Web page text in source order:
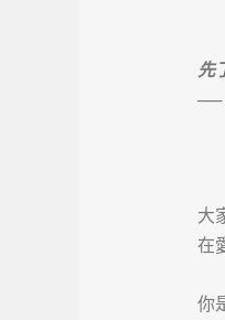
先
──
大
在
你